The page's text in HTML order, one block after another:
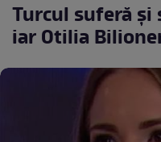
Turcul suferă și
iar Otilia